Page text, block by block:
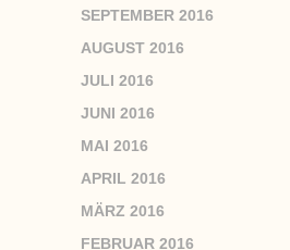
SEPTEMBER 2016
AUGUST 2016
JULI 2016
JUNI 2016
MAI 2016
APRIL 2016
MÄRZ 2016
FEBRUAR 2016